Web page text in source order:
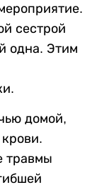
сестрой
одна. Этим
домой,
травмы